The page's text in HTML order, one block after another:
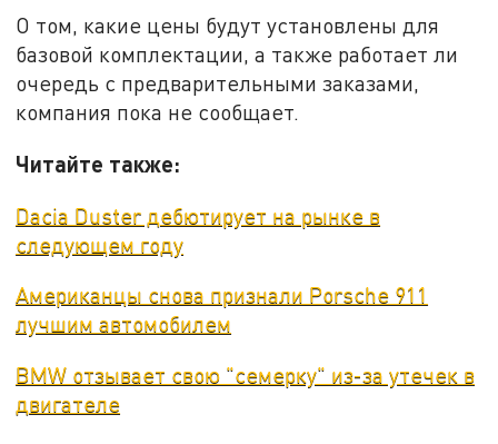
О том, какие цены будут установлены для
базовой комплектации, а также работает ли
очередь с предварительными заказами,
компания пока не сообщает.
Читайте также:
Dacia Duster дебютирует на рынке в
следующем году
Американцы снова признали Porsche 911
лучшим автомобилем
BMW отзывает свою "семерку" из-за утечек в
двигателе